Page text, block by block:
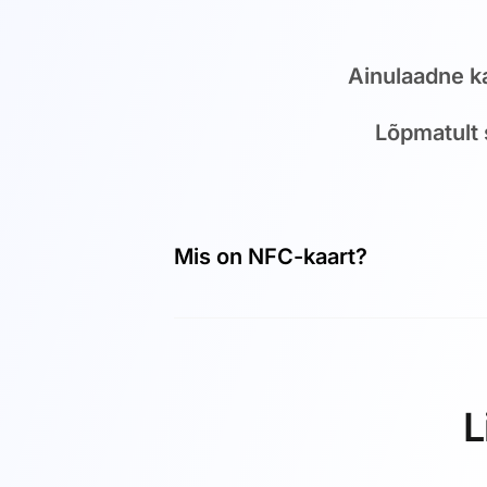
Ainulaadne
Lõpmatult
Mis on NFC-kaart?
Near Field Communication
tehnoloogia võimaldab
kuni 10 cm pikkusel lühikesel